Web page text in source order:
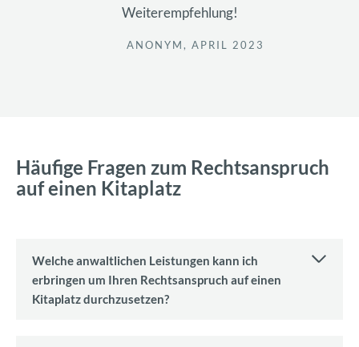
Weiterempfehlung!
ANONYM, APRIL 2023
Häufige Fragen zum Rechtsanspruch
auf einen Kitaplatz
Welche anwaltlichen Leistungen kann ich
erbringen um Ihren Rechtsanspruch auf einen
Kitaplatz durchzusetzen?